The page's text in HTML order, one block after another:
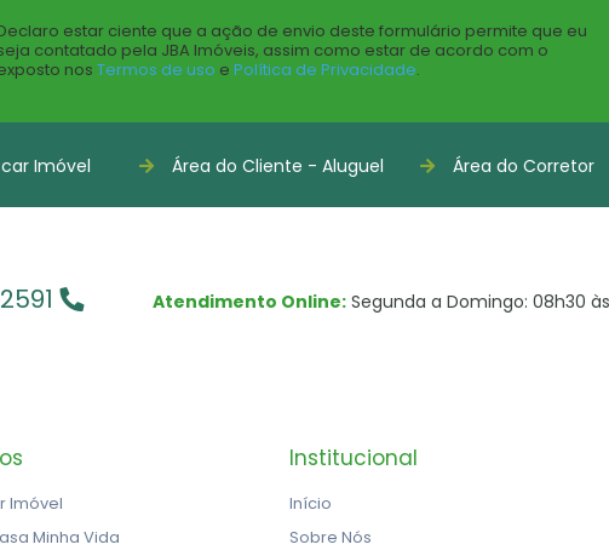
estar ciente que a ação de envio deste formulário permite que eu
contatado pela JBA Imóveis, assim como estar de acordo com o
nos Termos de uso e Política de Privacidade.
Imóvel Área do Cliente - Aluguel Área do Corretor
Atendimento Online: Segunda a Domingo: 08h30
Imóvel
Minha Vida
Institucional
Início
Sobre Nós